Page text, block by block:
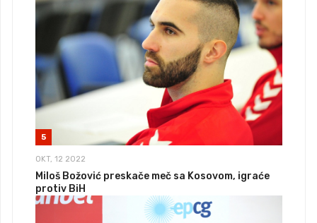
5
OKT, 12 2022
Miloš Božović preskače meč sa Kosovom, igraće
protiv BiH